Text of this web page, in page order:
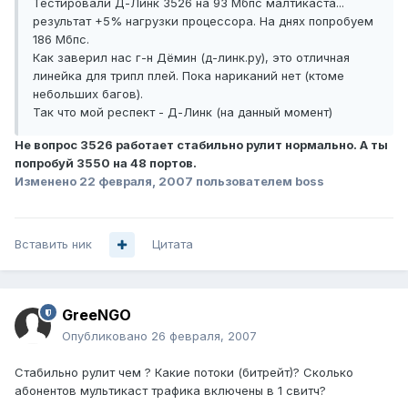
Тестировали Д-Линк 3526 на 93 Мбпс малтикаста...
результат +5% нагрузки процессора. На днях попробуем
186 Мбпс.
Как заверил нас г-н Дёмин (д-линк.ру), это отличная
линейка для трипл плей. Пока нариканий нет (ктоме
небольших багов).
Так что мой респект - Д-Линк (на данный момент)
Не вопрос 3526 работает стабильно рулит нормально. А ты
попробуй 3550 на 48 портов.
Изменено 22 февраля, 2007 пользователем boss
Вставить ник Цитата
GreeNGO
Опубликовано 26 февраля, 2007
Стабильно рулит чем ? Какие потоки (битрейт)? Сколько
абонентов мультикаст трафика включены в 1 свитч?